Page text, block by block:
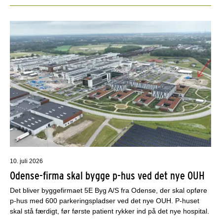
10. juli 2026
Odense-firma skal bygge p-hus ved det nye OUH
Det bliver byggefirmaet 5E Byg A/S fra Odense, der skal opføre
p-hus med 600 parkeringspladser ved det nye OUH. P-huset
skal stå færdigt, før første patient rykker ind på det nye hospital.